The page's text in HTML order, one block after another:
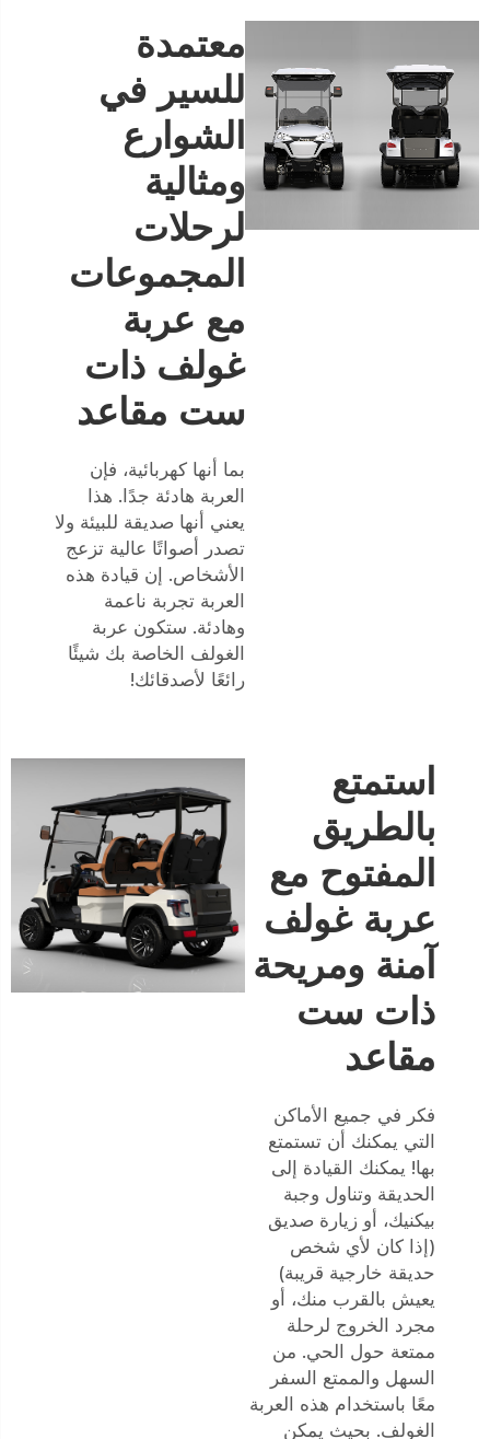
معتمدة
للسير في
الشوارع
ومثالية
لرحلات
المجموعات
مع عربة
غولف ذات
ست مقاعد
بما أنها كهربائية، فإن
العربة هادئة جدًا. هذا
يعني أنها صديقة للبيئة ولا
تصدر أصواتًا عالية تزعج
الأشخاص. إن قيادة هذه
العربة تجربة ناعمة
وهادئة. ستكون عربة
الغولف الخاصة بك شيئًا
رائعًا لأصدقائك!
استمتع
بالطريق
المفتوح مع
عربة غولف
آمنة ومريحة
ذات ست
مقاعد
فكر في جميع الأماكن
التي يمكنك أن تستمتع
بها! يمكنك القيادة إلى
الحديقة وتناول وجبة
بيكنيك، أو زيارة صديق
(إذا كان لأي شخص
حديقة خارجية قريبة)
يعيش بالقرب منك، أو
مجرد الخروج لرحلة
ممتعة حول الحي. من
السهل والممتع السفر
معًا باستخدام هذه العربة
الغولف. بحيث يمكن